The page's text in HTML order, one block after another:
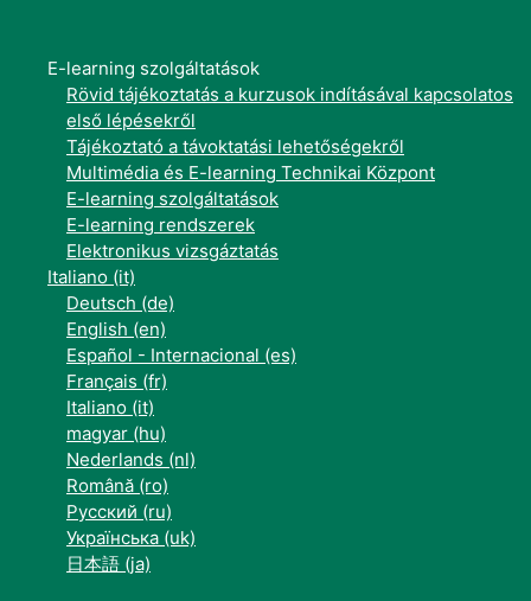
E-learning szolgáltatások
Rövid tájékoztatás a kurzusok indításával kapcsolatos
első lépésekről
Tájékoztató a távoktatási lehetőségekről
Multimédia és E-learning Technikai Központ
E-learning szolgáltatások
E-learning rendszerek
Elektronikus vizsgáztatás
Italiano ‎(it)‎
Deutsch ‎(de)‎
English ‎(en)‎
Español - Internacional ‎(es)‎
Français ‎(fr)‎
Italiano ‎(it)‎
magyar ‎(hu)‎
Nederlands ‎(nl)‎
Română ‎(ro)‎
Русский ‎(ru)‎
Українська ‎(uk)‎
日本語 ‎(ja)‎